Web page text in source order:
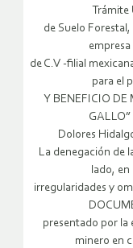
Trámite
de Suelo
de C.V -filial
para el
Y BENEFICIO DE
Dolores
La denegación de
lado,
irregularidades y
presentado por la
minero en